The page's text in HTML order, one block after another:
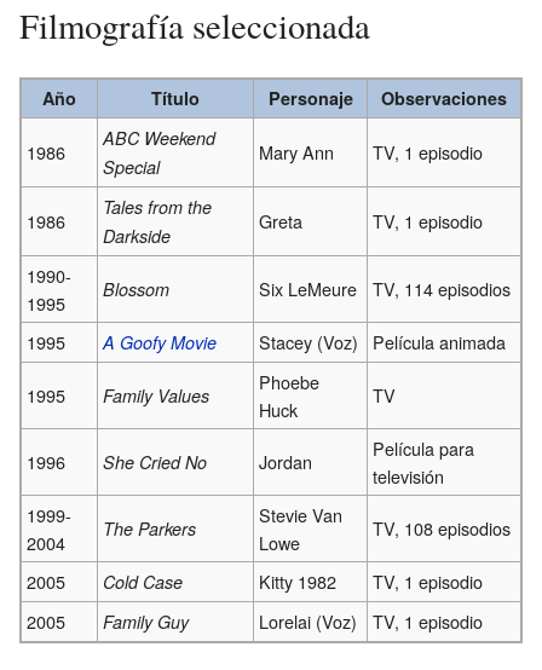
Filmografía seleccionada
Año Título Personaje Observaciones
1986
ABC Weekend
Special
Mary Ann TV, 1 episodio
1986
Tales from the
Darkside
Greta TV, 1 episodio
1990-
1995
Blossom Six LeMeure TV, 114 episodios
1995 A Goofy Movie Stacey (Voz) Película animada
1995 Family Values
Phoebe
Huck
TV
1996 She Cried No Jordan
Película para
televisión
1999-
2004
The Parkers
Stevie Van
Lowe
TV, 108 episodios
2005 Cold Case Kitty 1982
TV, 1 episodio
2005
Family Guy Lorelai (Voz) TV, 1 episodio